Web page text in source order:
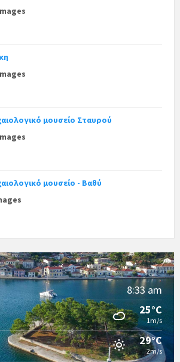
μουσείο Σταυρού
μουσείο - Βαθύ
8:33 am
25°C
1m/s
29°C
2m/s